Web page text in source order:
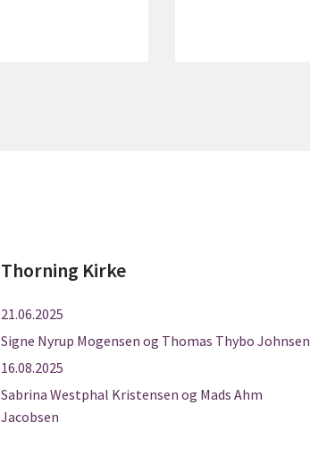
Thorning Kirke
21.06.2025
Signe Nyrup Mogensen og Thomas Thybo Johnsen
16.08.2025
Sabrina Westphal Kristensen og Mads Ahm
Jacobsen